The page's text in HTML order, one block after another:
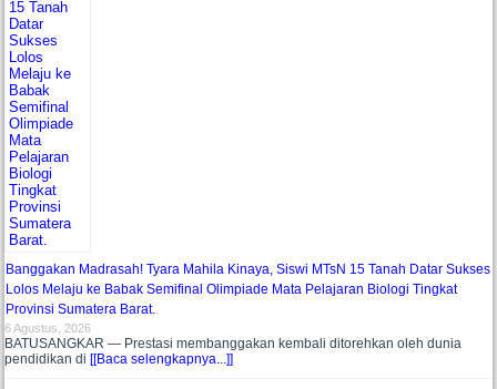
Banggakan Madrasah! Tyara Mahila Kinaya, Siswi MTsN 15 Tanah Datar Sukses
Lolos Melaju ke Babak Semifinal Olimpiade Mata Pelajaran Biologi Tingkat
Provinsi Sumatera Barat.
6 Agustus, 2026
BATUSANGKAR — Prestasi membanggakan kembali ditorehkan oleh dunia
pendidikan di[[Baca selengkapnya...]]